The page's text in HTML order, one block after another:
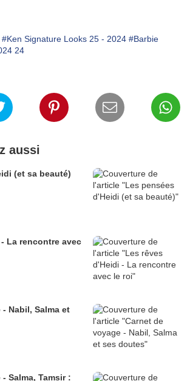
#Ken Signature Looks 25 - 2024 #Barbie
24
aussi
(et sa beauté)
La rencontre avec
Nabil, Salma et
Salma, Tamsir :